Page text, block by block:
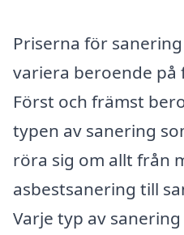
Priserna för
variera beroende på
Först och främst
typen av sanering
röra sig om allt från
asbestsanering till
Varje typ av